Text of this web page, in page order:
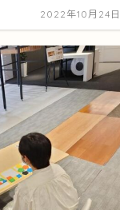
2022年10月24日